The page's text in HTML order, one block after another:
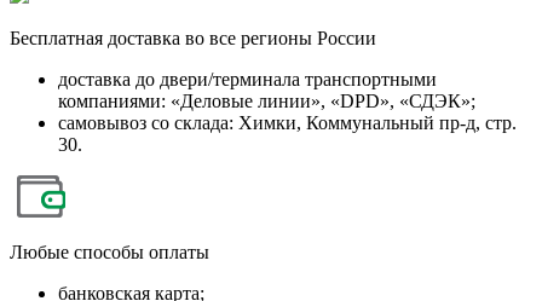
Бесплатная доставка во все регионы России
доставка до двери/терминала транспортными
компаниями: «Деловые линии», «DPD», «СДЭК»;
самовывоз со склада: Химки, Коммунальный пр-д, стр.
30.
Любые способы оплаты
банковская карта;